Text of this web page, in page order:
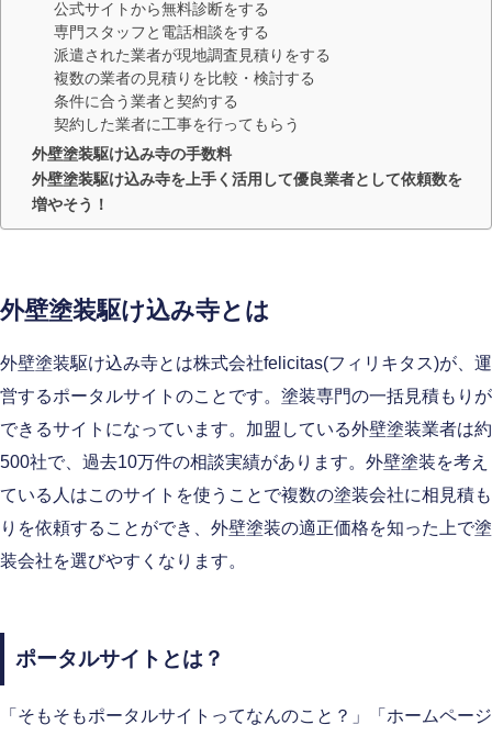
公式サイトから無料診断をする
専門スタッフと電話相談をする
派遣された業者が現地調査見積りをする
複数の業者の見積りを比較・検討する
条件に合う業者と契約する
契約した業者に工事を行ってもらう
外壁塗装駆け込み寺の手数料
外壁塗装駆け込み寺を上手く活用して優良業者として依頼数を
増やそう！
外壁塗装駆け込み寺とは
外壁塗装駆け込み寺とは株式会社felicitas(フィリキタス)が、運
営するポータルサイトのことです。塗装専門の一括見積もりが
できるサイトになっています。加盟している外壁塗装業者は約
500社で、過去10万件の相談実績があります。外壁塗装を考え
ている人はこのサイトを使うことで複数の塗装会社に相見積も
りを依頼することができ、外壁塗装の適正価格を知った上で塗
装会社を選びやすくなります。
ポータルサイトとは？
「そもそもポータルサイトってなんのこと？」「ホームページ